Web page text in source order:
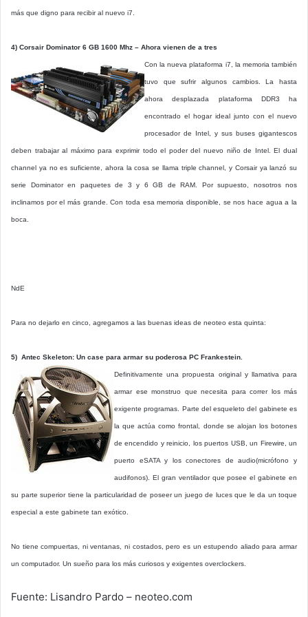
más que digno para recibir al nuevo i7.
4) Corsair Dominator 6 GB 1600 Mhz – Ahora vienen de a tres
Con la nueva plataforma i7, la memoria también
tuvo que sufrir algunos cambios. La hasta
ahora desplazada plataforma DDR3 ha
encontrado el hogar ideal junto con el nuevo
procesador de Intel, y sus buses gigantescos
deben trabajar al máximo para exprimir todo el poder del nuevo niño de Intel. El dual
channel ya no es suficiente, ahora la cosa se llama triple channel, y Corsair ya lanzó su
serie Dominator en paquetes de 3 y 6 GB de RAM. Por supuesto, nosotros nos
inclinamos por el más grande. Con toda esa memoria disponible, se nos hace agua a la
boca.
NdE
Para no dejarlo en cinco, agregamos a las buenas ideas de neoteo esta quinta:
5) Antec Skeleton: Un case para armar su poderosa PC Frankestein.
Definitivamente una propuesta original y llamativa para
armar ese monstruo que necesita para correr los más
exigente programas. Parte del esqueleto del gabinete es
la que actúa como frontal, donde se alojan los botones
de encendido y reinicio, los puertos USB, un Firewire, un
puerto eSATA y los conectores de audio(micrófono y
audifonos). El gran ventilador que posee el gabinete en
su parte superior tiene la particularidad de poseer un juego de luces que le da un toque
especial a este gabinete tan exótico.
No tiene compuertas, ni ventanas, ni costados, pero es un estupendo aliado para armar
un computador. Un sueño para los más curiosos y exigentes overclockers.
Fuente: Lisandro Pardo – neoteo.com